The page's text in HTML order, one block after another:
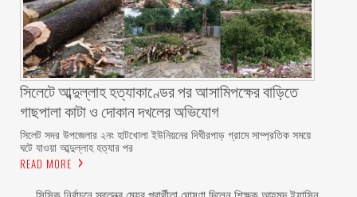
সিলেটে আব্দুল্লাহ হত্যাকাণ্ডের পর আসামিপক্ষের বাড়িতে
গাছপালা কাটা ও দোকান দখলের অভিযোগ
সিলেট সদর উপজেলার ২নং হাটখোলা ইউনিয়নের দিঘীরপাড় গ্রামে সাম্প্রতিক সময়ে
ঘটে যাওয়া আব্দুল্লাহ হত্যার পর
READ MORE